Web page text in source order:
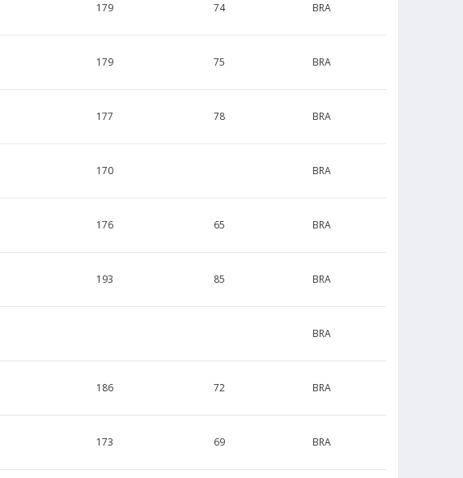
179 74 BRA
179 75 BRA
177 78 BRA
170 BRA
176 65 BRA
193 85 BRA
BRA
186 72 BRA
173 69 BRA